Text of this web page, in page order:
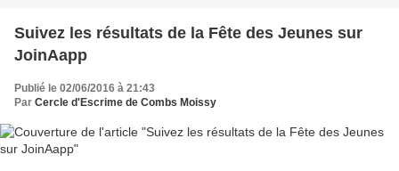
Suivez les résultats de la Fête des Jeunes sur
JoinAapp
Publié le 02/06/2016 à 21:43
Par Cercle d'Escrime de Combs Moissy